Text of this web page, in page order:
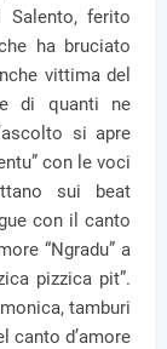
Salento, ferito
ha bruciato
vittima del
di quanti ne
si apre
con le voci
sui beat
con il canto
“Ngradu” a
pizzica pit”.
tamburi
canto d’amore